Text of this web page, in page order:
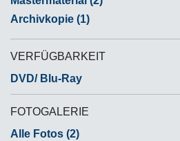
Archivkopie (1)
VERFÜGBARKEIT
DVD/ Blu-Ray
FOTOGALERIE
Alle Fotos (2)